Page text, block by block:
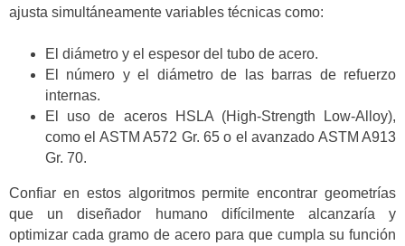
ajusta simultáneamente variables técnicas como:
El diámetro y el espesor del tubo de acero.
El número y el diámetro de las barras de refuerzo
internas.
El uso de aceros HSLA (High-Strength Low-Alloy),
como el ASTM A572 Gr. 65 o el avanzado ASTM A913
Gr. 70.
Confiar en estos algoritmos permite encontrar geometrías
que un diseñador humano difícilmente alcanzaría y
optimizar cada gramo de acero para que cumpla su función